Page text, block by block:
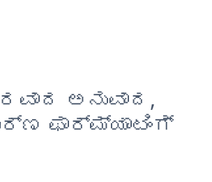
ಅನುವಾದ,
ಫಾರ್ಮ್ಯಾಟಿಂಗ್